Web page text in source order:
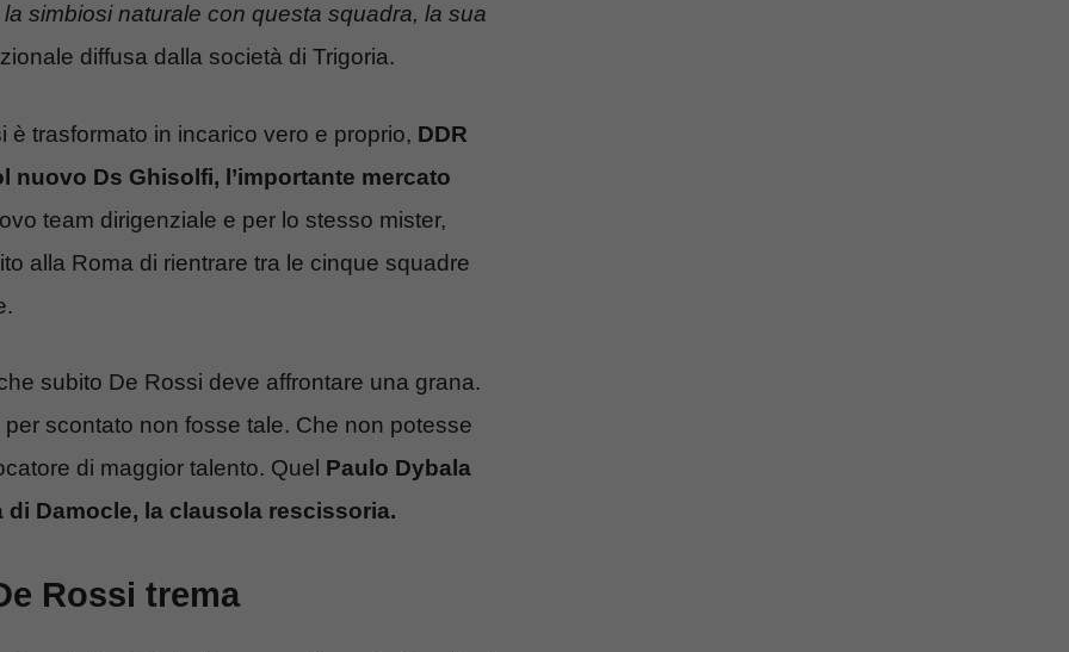
simbiosi naturale con questa squadra, la sua
diffusa dalla società di Trigoria.
è trasformato in incarico vero e proprio, DDR
Ds Ghisolfi, l’importante mercato
team dirigenziale e per lo stesso mister,
alla Roma di rientrare tra le cinque squadre
subito De Rossi deve affrontare una grana.
scontato non fosse tale. Che non potesse
di maggior talento. Quel Paulo Dybala
Damocle, la clausola rescissoria.
Rossi trema